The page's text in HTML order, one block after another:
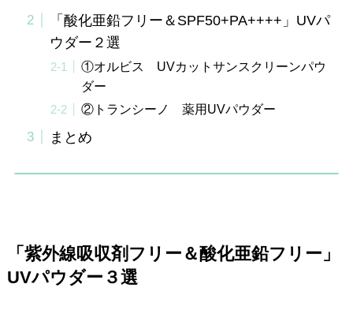
「酸化亜鉛フリー＆SPF50+PA++++」UVパ
ウダー２選
①オルビス UVカットサンスクリーンパウ
ダー
②トランシーノ 薬用UVパウダー
まとめ
「紫外線吸収剤フリー＆酸化亜鉛フリー」
UVパウダー３選